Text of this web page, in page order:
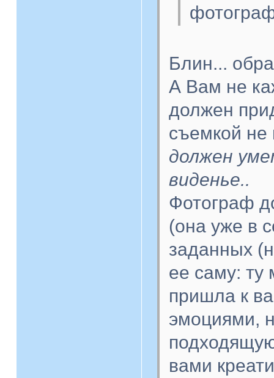
Блин...
А Вам не
должен
съемкой
должен
виденье..
Фотограф
(она уже в
заданных
ее саму: ту
пришла к
эмоциями,
вами